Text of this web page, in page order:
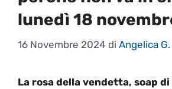
lunedì 18
16 Novembre 2024 di Angelica G.
La rosa della vendetta, soap